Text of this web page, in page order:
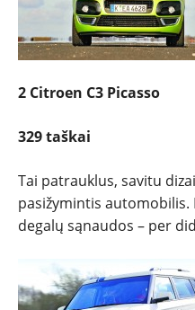
2 Citroen C3 Picasso
329 taškai
Tai patrauklus, savitu
pasižymintis automobilis.
degalų sąnaudos – per